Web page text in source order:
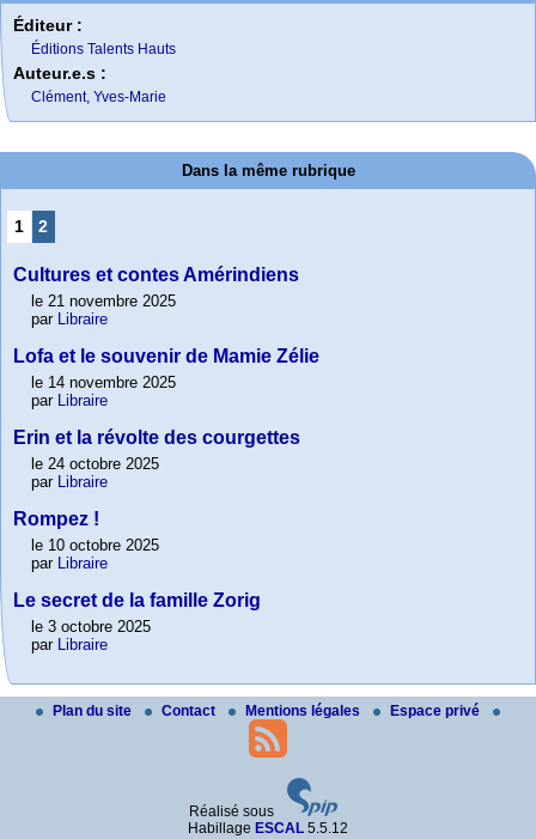
Éditeur :
Éditions Talents Hauts
Auteur.e.s :
Clément, Yves-Marie
Dans la même rubrique
1 2
Cultures et contes Amérindiens
le 21 novembre 2025
par
Libraire
Lofa et le souvenir de Mamie Zélie
le 14 novembre 2025
par
Libraire
Erin et la révolte des courgettes
le 24 octobre 2025
par
Libraire
Rompez !
le 10 octobre 2025
par
Libraire
Le secret de la famille Zorig
le 3 octobre 2025
par
Libraire
Plan du site Contact Mentions légales Espace privé
Réalisé sous
Habillage ESCAL 5.5.12